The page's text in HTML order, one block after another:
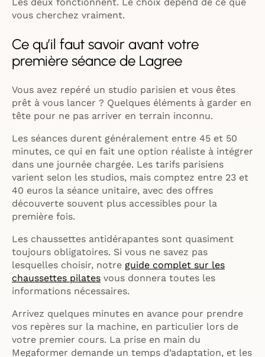
vous cherchez vraiment.
Ce qu’il faut savoir avant votre
première séance de Lagree
Vous avez repéré un studio parisien et vous êtes
prêt à vous lancer ? Quelques éléments à garder en
tête pour ne pas arriver en terrain inconnu.
Les séances durent généralement entre 45 et 50
minutes, ce qui en fait une option réaliste à intégrer
dans une journée chargée. Les tarifs parisiens
varient selon les studios, mais comptez entre 23 et
40 euros la séance unitaire, avec des offres
découverte souvent plus accessibles pour la
première fois.
Les chaussettes antidérapantes sont quasiment
toujours obligatoires. Si vous ne savez pas
lesquelles choisir, notre guide complet sur les
chaussettes pilates vous donnera toutes les
informations nécessaires.
Arrivez quelques minutes en avance pour prendre
vos repères sur la machine, en particulier lors de
votre premier cours. La prise en main du
Megaformer demande un temps d’adaptation, et les